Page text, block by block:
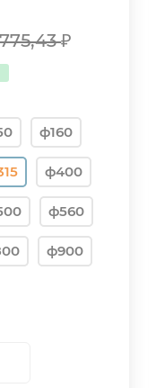
775,43₽
ф160
ф400
ф560
ф900